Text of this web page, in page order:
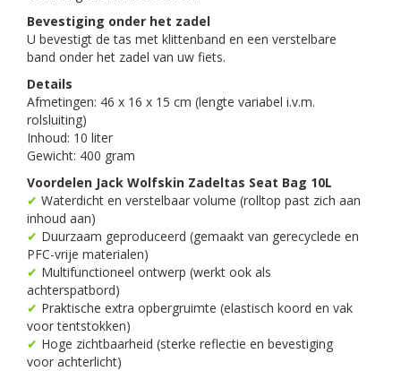
Bevestiging onder het zadel
U bevestigt de tas met klittenband en een verstelbare
band onder het zadel van uw fiets.
Details
Afmetingen: 46 x 16 x 15 cm (lengte variabel i.v.m.
rolsluiting)
Inhoud: 10 liter
Gewicht: 400 gram
Voordelen Jack Wolfskin Zadeltas Seat Bag 10L
✔ Waterdicht en verstelbaar volume (rolltop past zich aan
inhoud aan)
✔ Duurzaam geproduceerd (gemaakt van gerecyclede en
PFC-vrije materialen)
✔ Multifunctioneel ontwerp (werkt ook als
achterspatbord)
✔ Praktische extra opbergruimte (elastisch koord en vak
voor tentstokken)
✔ Hoge zichtbaarheid (sterke reflectie en bevestiging
voor achterlicht)